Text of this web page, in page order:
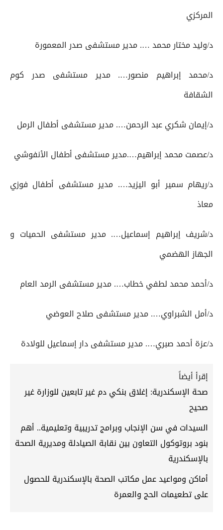
المركزي
د/وليد مختار محمد …. مدير مستشفى صدر المعمورة
د/محمد إبراهيم منصور…. مدير مستشفى صدر كوم
الشقافة
د/إيمان شكري عبد الرحمن…. مدير مستشفى أطفال الرمل
د/عصمت محمد إبراهيم….مدير مستشفى أطفال الأنفوشي
د/ريهام سمير أبو اليزيد…. مدير مستشفى أطفال فوزي
معاذ
د/شريف إبراهيم إسماعيل…. مدير مستشفى الحميات و
الجهاز الهضمي
د/أحمد محمد لطفي خطاب…. مدير مستشفى الرمد العام
د/أمل الشبراوي…. مدير مستشفى صلاح العوضي
د/عزة أحمد صبري…. مدير مستشفى دار إسماعيل للولادة
إقرأ أيضاً
صحة الإسكندرية: إغلاق بنكي دم غير تابعين للوزارة غير
صحيح
السيدات في سن الإنجاب وبرامج تدريبية وتعليمية.. أهم
بنود بروتوكول التعاون بين نقابة الصيادلة ومديرية الصحة
بالإسكندرية
أماكن ومواعيد عمل مكاتب الصحة بالإسكندرية للحصول
على تطعيمات الحج والعمرة